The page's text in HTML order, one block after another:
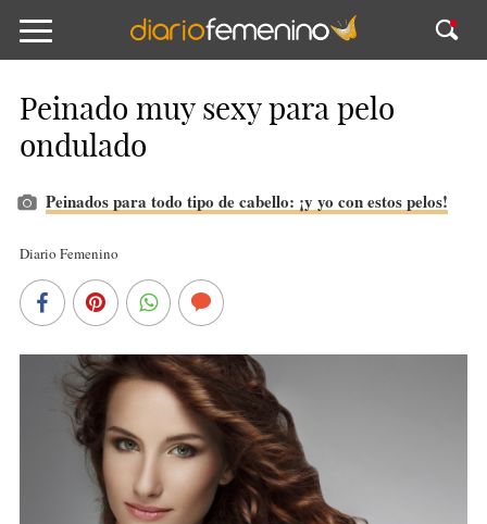
Peinado muy sexy para pelo
ondulado
Peinados para todo tipo de cabello: ¡y yo con estos pelos!
Diario Femenino